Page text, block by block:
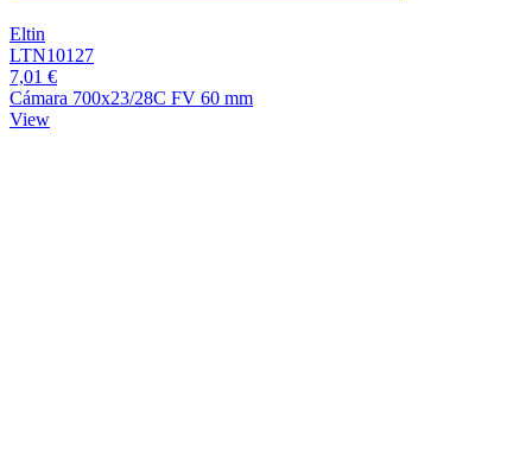
Eltin
LTN10127
7,01 €
Cámara 700x23/28C FV 60 mm
View